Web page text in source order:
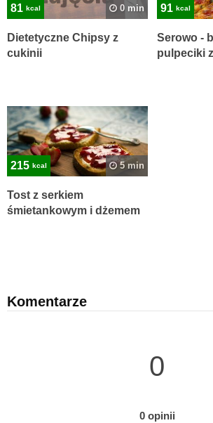
81 kcal 0 min
Dietetyczne Chipsy z
cukinii
91 kcal
Serowo -
pulpeciki
215 kcal 5 min
Tost z serkiem
śmietankowym i dżemem
Komentarze
0
0 opinii